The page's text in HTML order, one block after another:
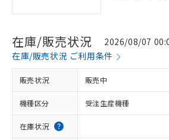
在庫/販売状況
2026/08/07
在庫/販売状況 ご利用条件
販売状況 販売中
機種区分 受注生産機種
在庫状況